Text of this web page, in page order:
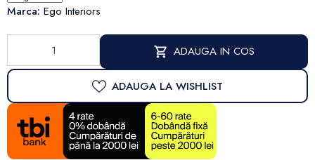
Marca: Ego Interiors
ADAUGA IN COS
ADAUGA LA WISHLIST